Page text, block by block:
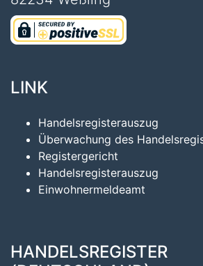
LINK
Handelsregisterauszug
Überwachung des
Registergericht
Handelsregisterauszug
Einwohnermeldeamt
HANDELSREGISTER